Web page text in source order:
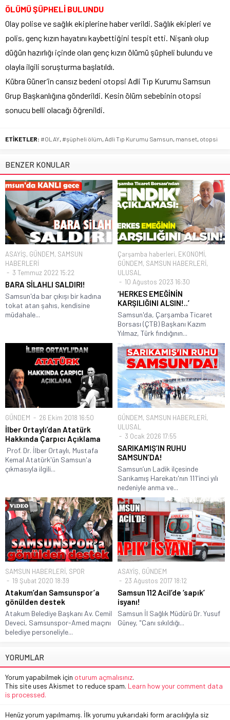
ÖLÜMÜ ŞÜPHELİ BULUNDU
Olay polise ve sağlık ekiplerine haber verildi. Sağlık ekipleri ve
polis, genç kızın hayatını kaybettiğini tespit etti. Nişanlı olup
düğün hazırlığı içinde olan genç kızın ölümü şüpheli bulundu ve
olayla ilgili soruşturma başlatıldı.
Kübra Güner’in cansız bedeni otopsi Adli Tıp Kurumu Samsun
Grup Başkanlığına gönderildi. Kesin ölüm sebebinin otopsi
sonucu belli olacağı öğrenildi.
ETİKETLER: #OLAY #şüpheli ölüm Adli Tıp Kurumu Samsun manset otopsi
BENZER KONULAR
ASAYİŞ, GÜNDEM, SAMSUN
HABERLERİ
3 Temmuz 2022 15:22
BARA SİLAHLI SALDIRI!
Samsun'da bar çıkışı bir kadına
tokat atan şahıs, kendisine
müdahale...
Çarşamba haberleri, EKONOMİ,
GÜNDEM, SAMSUN HABERLERİ,
ULUSAL
10 Ağustos 2023 16:30
‘HERKES EMEĞİNİN
KARŞILIĞINI ALSIN!..’
Samsun'da, Çarşamba Ticaret
Borsası (ÇTB) Başkanı Kazım
Yılmaz, Türk fındığının...
GÜNDEM 26 Ekim 2018 16:50
İlber Ortaylı’dan Atatürk
Hakkında Çarpıcı Açıklama
Prof. Dr. İlber Ortaylı, Mustafa
Kemal Atatürk'ün Samsun'a
çıkmasıyla ilgili...
GÜNDEM, SAMSUN HABERLERİ,
ULUSAL
3 Ocak 2026 17:55
SARIKAMIŞ’IN RUHU
SAMSUN’DA!
Samsun’un Ladik ilçesinde
Sarıkamış Harekatı'nın 111'inci yılı
nedeniyle anma ve...
SAMSUN HABERLERİ, SPOR
19 Şubat 2020 18:39
Atakum’dan Samsunspor’a
gönülden destek
Atakum Belediye Başkanı Av. Cemil
Deveci, Samsunspor-Amed maçını
belediye personeliyle...
ASAYİŞ, GÜNDEM
23 Ağustos 2017 18:12
Samsun 112 Acil’de ‘sapık’
isyanı!
Samsun İl Sağlık Müdürü Dr. Yusuf
Güney, "Canı sıkıldığı...
YORUMLAR
Yorum yapabilmek için oturum açmalısınız.
This site uses Akismet to reduce spam. Learn how your comment data
is processed.
Henüz yorum yapılmamış. İlk yorumu yukarıdaki form aracılığıyla siz